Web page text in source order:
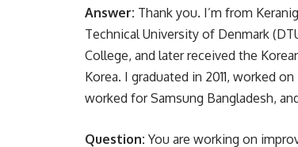
Answer: Thank you. I’m from
Technical University of Denmark
College, and later received the
Korea. I graduated in 2011, worked
worked for Samsung Bangladesh,
Question: You are working on